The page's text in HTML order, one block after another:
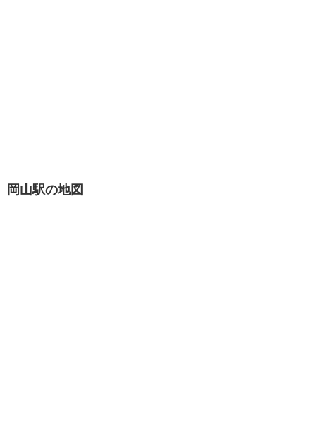
岡山駅の地図